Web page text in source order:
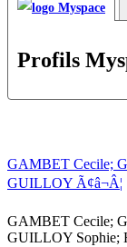
Profils
GAMBET Cecile;
GUILLOY Ã¢â¬Â¦
GAMBET Cecile;
GUILLOY Sophie;